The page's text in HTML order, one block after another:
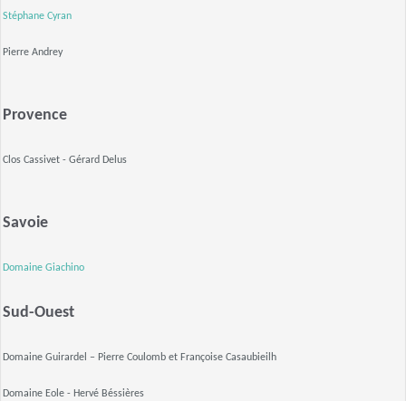
Stéphane Cyran
Pierre Andrey
Provence
Clos Cassivet - Gérard Delus
Savoie
Domaine Giachino
Sud-Ouest
Domaine Guirardel – Pierre Coulomb et Françoise Casaubieilh
Domaine Eole - Hervé Béssières